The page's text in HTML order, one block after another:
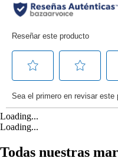
Loading...
Loading...
Todas nuestras